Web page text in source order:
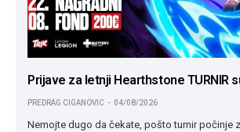
Prijave za letnji Hearthstone TURNIR
PREDRAG CIGANOVIC 04/08/2026
Nemojte dugo da čekate, pošto turnir počinje